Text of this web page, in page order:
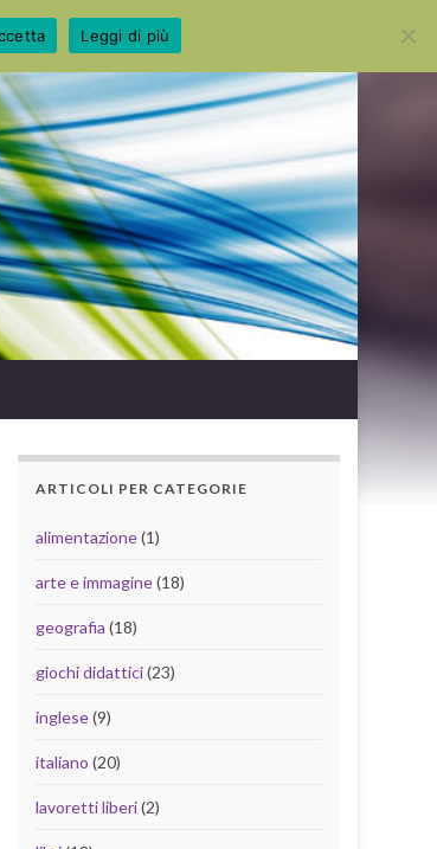
for:
ARTICOLI PER CATEGORIE
alimentazione(1)
arte e immagine(18)
geografia (18)
giochi didattici(23)
inglese(9)
italiano (20)
lavoretti liberi(2)
Leggi di più